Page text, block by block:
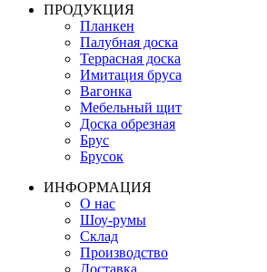
ПРОДУКЦИЯ
Планкен
Палубная доска
Террасная доска
Имитация бруса
Вагонка
Мебельный щит
Доска обрезная
Брус
Брусок
ИНФОРМАЦИЯ
О нас
Шоу-румы
Склад
Производство
Доставка